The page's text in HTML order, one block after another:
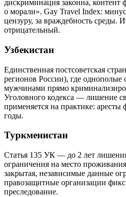
дискриминация законна, контент
о морали». Gay Travel Index:
цензуру, за враждебность среды.
отрицательный.
Узбекистан
Единственная постсоветская
регионов России), где
мужчинами прямо
Уголовного кодекса — лишение
применяется на практике: аресты
годы.
Туркменистан
Статья 135 УК — до 2 лет
ограничения на место
закрытая, независимые данные
правозащитные организации
преследование.